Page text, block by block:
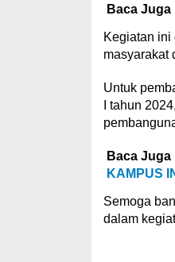
Baca Juga
Kegiatan ini
masyarakat
Untuk
I tahun
Baca Juga
KAMPUS
Semoga
dalam